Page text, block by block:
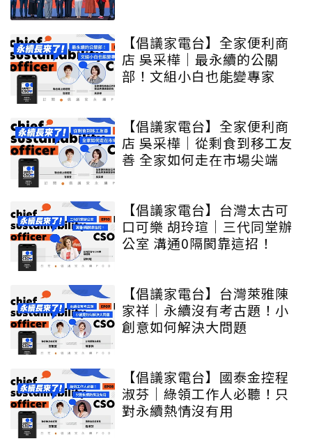
【倡議家電台】全家便利商
店 吳采樺｜最永續的公關
部！文組小白也能變專家
【倡議家電台】全家便利商
店 吳采樺｜從剩食到移工友
善 全家如何走在市場尖端
【倡議家電台】台灣太古可
口可樂 胡玲瑄｜三代同堂辦
公室 溝通0隔閡靠這招！
【倡議家電台】台灣萊雅陳
家祥｜永續沒有考古題！小
創意如何解決大問題
【倡議家電台】國泰金控程
淑芬｜綠領工作人必聽！只
對永續熱情沒有用